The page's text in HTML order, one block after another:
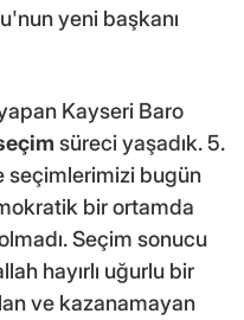
yeni başkanı
Kayseri Baro
süreci yaşadık. 5.
seçimlerimizi bugün
bir ortamda
Seçim sonucu
hayırlı uğurlu bir
ve kazanamayan